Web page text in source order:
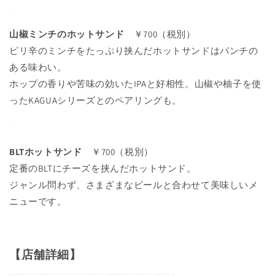
山椒ミンチのホットサンド
￥700（税別）
ピリ辛のミンチをたっぷり挟んだホットサンドはパンチの
ある味わい。
ホップの香りや苦味の効いたIPAと好相性。山椒や柚子を使
ったKAGUAシリーズとのペアリングも。
BLTホットサンド
￥700（税別）
定番のBLTにチーズを挟んだホットサンド。
ジャンル問わず、さまざまなビールと合わせて美味しいメ
ニューです。
【店舗詳細】